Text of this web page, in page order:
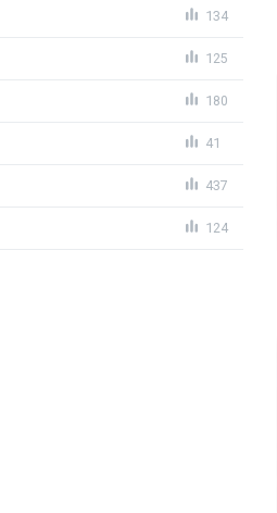
134
125
180
41
437
124